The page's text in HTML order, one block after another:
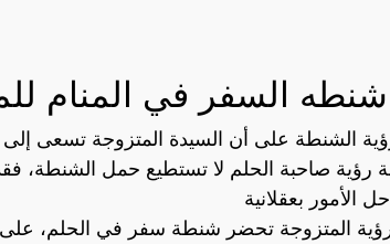
السفر في المنام
الشنطة على أن السيدة المتزوجة تسعى إلى
رؤية صاحبة الحلم لا تستطيع حمل الشنطة،
الأمور بعقلانية
المتزوجة تحضر شنطة سفر في الحلم، على